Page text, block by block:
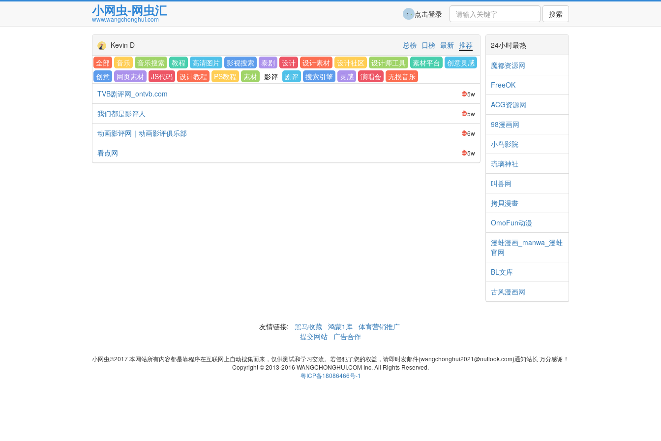
小网虫-网虫汇
www.wangchonghui.com 搜索
点击登录
Kevin D 推荐
最新
日榜
总榜
全部
音乐 音乐搜索 教程 高清图片 影视搜索 泰剧 设计 设计素材 设计社区 设计师工具 素材平台
创意灵感
创意
网页素材 JS代码 设计教程 PS教程 素材 影评 剧评 搜索引擎 灵感 演唱会
无损音乐
TVB剧评网_ontvb.com
5w
我们都是影评人 5w
动画影评网｜动画影评俱乐部 6w
看点网 5w
24小时最热
魔都资源网
FreeOK
ACG资源网
98漫画网
小鸟影院
琉璃神社
叫兽网
拷貝漫畫
OmoFun动漫
漫蛙漫画_manwa_漫蛙
官网
BL文库
古风漫画网
友情链接: 黑马收藏 鸿蒙1库 体育营销推广
提交网站
广告合作
小网虫©2017 本网站所有内容都是靠程序在互联网上自动搜集而来，仅供测试和学习交流。若侵犯了您的权益，请即时发邮件(wangchonghui2021@outlook.com)通知站长 万分感谢！
Copyright © 2013-2016 WANGCHONGHUI.COM Inc. All Rights Reserved.
粤ICP备18086466号-1